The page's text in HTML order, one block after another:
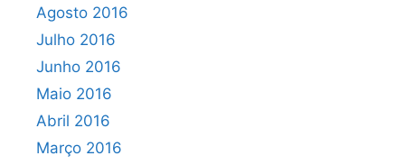
Agosto 2016
Julho 2016
Junho 2016
Maio 2016
Abril 2016
Março 2016